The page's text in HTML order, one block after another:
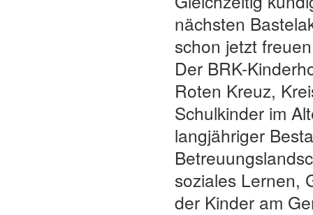
nächsten
schon jetzt
Der BRK-
Roten Kreuz,
Schulkinder im
langjähriger
soziales Lernen,
der Kinder am